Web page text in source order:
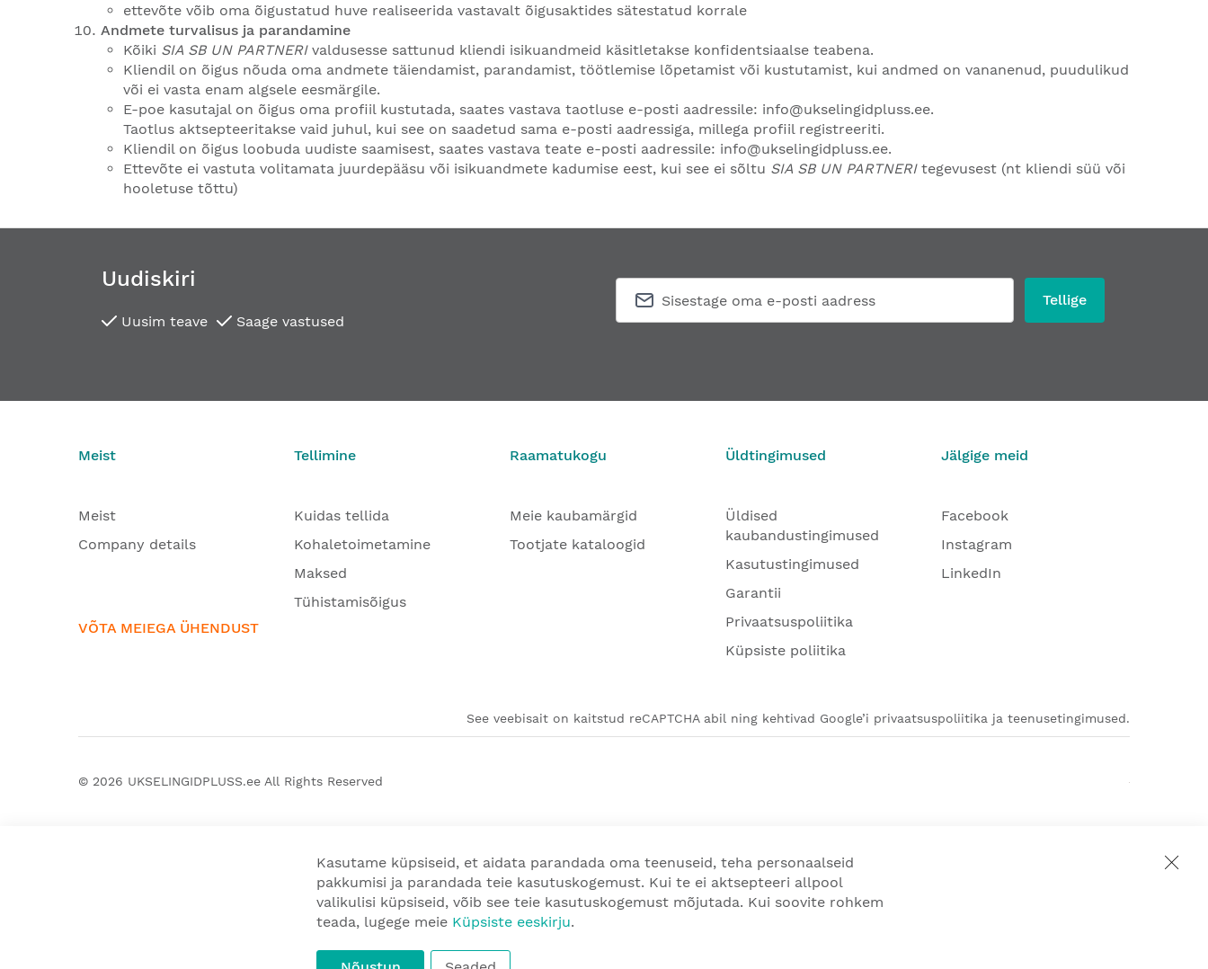
ettevõte võib oma õigustatud huve realiseerida vastavalt õigusaktides sätestatud korrale
Andmete turvalisus ja parandamine
Kõiki SIA SB UN PARTNERI valdusesse sattunud kliendi isikuandmeid käsitletakse konfidentsiaalse teabena.
Kliendil on õigus nõuda oma andmete täiendamist, parandamist, töötlemise lõpetamist või kustutamist, kui andmed on vananenud, puudulikud
või ei vasta enam algsele eesmärgile.
E-poe kasutajal on õigus oma profiil kustutada, saates vastava taotluse e-posti aadressile: info@ukselingidpluss.ee.
Taotlus aktsepteeritakse vaid juhul, kui see on saadetud sama e-posti aadressiga, millega profiil registreeriti.
Kliendil on õigus loobuda uudiste saamisest, saates vastava teate e-posti aadressile: info@ukselingidpluss.ee.
Ettevõte ei vastuta volitamata juurdepääsu või isikuandmete kadumise eest, kui see ei sõltu SIA SB UN PARTNERItegevusest (nt kliendi süü või
hooletuse tõttu)
Uudiskiri
Uusim teave Saage vastused
Tellige
Meist
Meist
Company details
VÕTA MEIEGA ÜHENDUST
Tellimine
Kuidas tellida
Kohaletoimetamine
Maksed
Tühistamisõigus
Raamatukogu
Meie kaubamärgid
Tootjate kataloogid
Üldtingimused
Üldised
kaubandustingimused
Kasutustingimused
Garantii
Privaatsuspoliitika
Küpsiste poliitika
Jälgige meid
Facebook
Instagram
LinkedIn
See veebisait on kaitstud reCAPTCHA abil ning kehtivad Google’i privaatsuspoliitika ja teenusetingimused.
© 2026 UKSELINGIDPLUSS.ee All Rights Reserved
Kasutame küpsiseid, et aidata parandada oma teenuseid, teha personaalseid
pakkumisi ja parandada teie kasutuskogemust. Kui te ei aktsepteeri allpool
valikulisi küpsiseid, võib see teie kasutuskogemust mõjutada. Kui soovite rohkem
teada, lugege meie Küpsiste eeskirju.